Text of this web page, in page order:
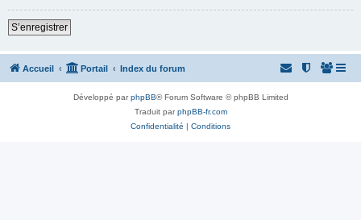
S’enregistrer
Accueil Portail Index du forum
Développé parphpBB® Forum Software © phpBB Limited
Traduit parphpBB-fr.com
Confidentialité | Conditions